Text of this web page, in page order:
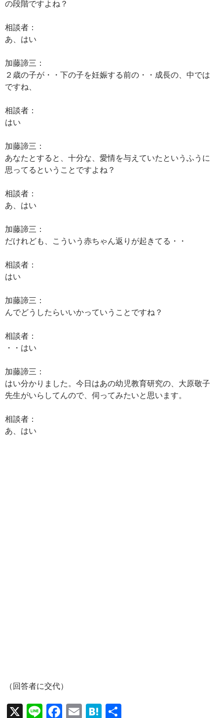
の段階ですよね？
相談者：
あ、はい
加藤諦三：
２歳の子が・・下の子を妊娠する前の・・成長の、中では
ですね、
相談者：
はい
加藤諦三：
あなたとすると、十分な、愛情を与えていたというふうに
思ってるということですよね？
相談者：
あ、はい
加藤諦三：
だけれども、こういう赤ちゃん返りが起きてる・・
相談者：
はい
加藤諦三：
んでどうしたらいいかっていうことですね？
相談者：
・・はい
加藤諦三：
はい分かりました。今日はあの幼児教育研究の、大原敬子
先生がいらしてんので、伺ってみたいと思います。
相談者：
あ、はい
（回答者に交代）
X
Li
F
E
H